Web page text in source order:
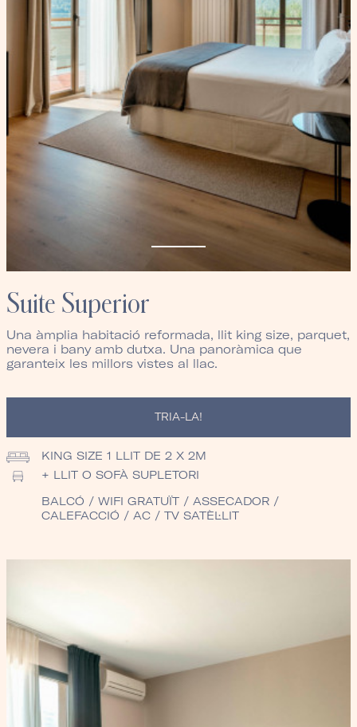
Suite Superior
Una àmplia habitació reformada, llit king size, parquet,
nevera i bany amb dutxa. Una panoràmica que
garanteix les millors vistes al llac.
TRIA-LA!
KING SIZE 1 LLIT DE 2 X 2M
+ LLIT O SOFÀ SUPLETORI
BALCÓ / WIFI GRATUÏT / ASSECADOR /
CALEFACCIÓ / AC / TV SATÈL·LIT